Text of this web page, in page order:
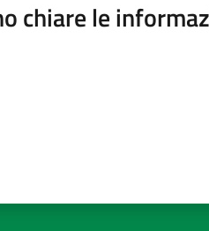
chiare le